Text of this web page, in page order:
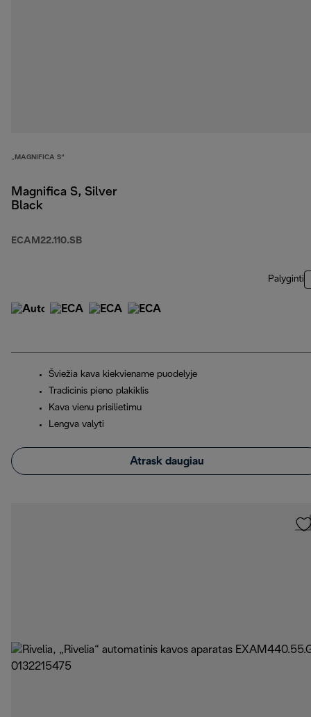
„MAGNIFICA S“
Magnifica S, Silver
Black
ECAM22.110.SB
Palyginti
Šviežia kava kiekviename puodelyje
Tradicinis pieno plakiklis
Kava vienu prisilietimu
Lengva valyti
Atrask daugiau